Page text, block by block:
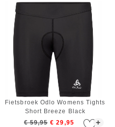
+
Fietsbroek Odlo Womens Tights
Short Breeze Black
€ 59,95 € 29,95